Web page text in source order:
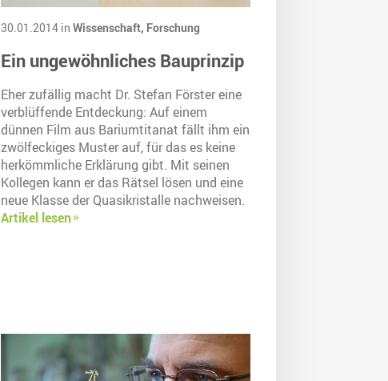
30.01.2014 in Wissenschaft, Forschung
Ein ungewöhnliches Bauprinzip
Eher zufällig macht Dr. Stefan Förster eine
verblüffende Entdeckung: Auf einem
dünnen Film aus Bariumtitanat fällt ihm ein
zwölfeckiges Muster auf, für das es keine
herkömmliche Erklärung gibt. Mit seinen
Kollegen kann er das Rätsel lösen und eine
neue Klasse der Quasikristalle nachweisen.
Artikel lesen